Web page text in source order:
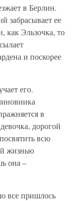
в Берлин.
забрасывает ее
Эльзочка, то
и поскорее
его.
в
дорогой
всю
жизнью
она –
все пришлось